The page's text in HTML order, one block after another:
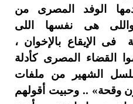
الوفد المصرى من
هى نفسها اللى
فى الإيقاع بالإخوان ،
القضاء المصرى كأدلة
الشهير من ملفات
وقحة» .. وحبيت أقولهم